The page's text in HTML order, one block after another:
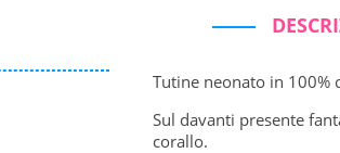
Tutine neonato in 100%
Sul davanti presente
corallo.